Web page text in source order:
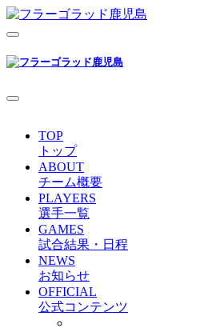
TOP
トップ
ABOUT
チーム概要
PLAYERS
選手一覧
GAMES
試合結果・日程
NEWS
お知らせ
OFFICIAL
公式コンテンツ